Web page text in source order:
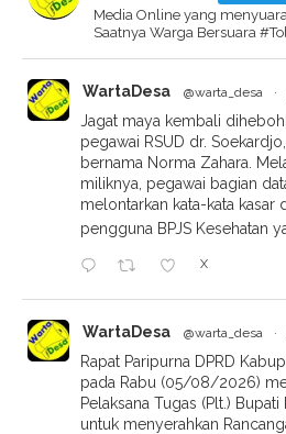
Media Online yang
Saatnya Warga Bersuara
WartaDesa @warta_desa ·
Jagat maya kembali
pegawai RSUD dr.
bernama Norma Zahara.
miliknya, pegawai bagian
melontarkan kata-kata kasar
pengguna BPJS Kesehatan
X
WartaDesa @warta_desa ·
Rapat Paripurna DPRD
pada Rabu (05/08/2026)
Pelaksana Tugas (Plt.) Bupati
untuk menyerahkan